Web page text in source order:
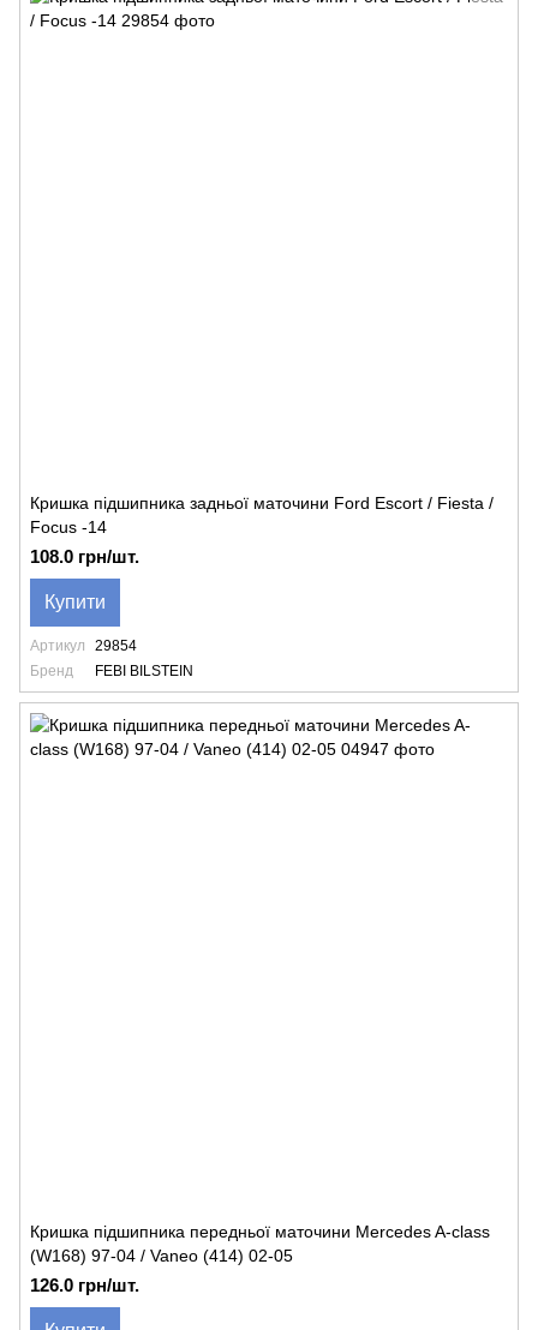
Кришка підшипника задньої маточини Ford Escort / Fiesta /
Focus -14
108.0 грн/шт.
Купити
Артикул
29854
Бренд
FEBI BILSTEIN
Кришка підшипника передньої маточини Mercedes A-class
(W168) 97-04 / Vaneo (414) 02-05
126.0 грн/шт.